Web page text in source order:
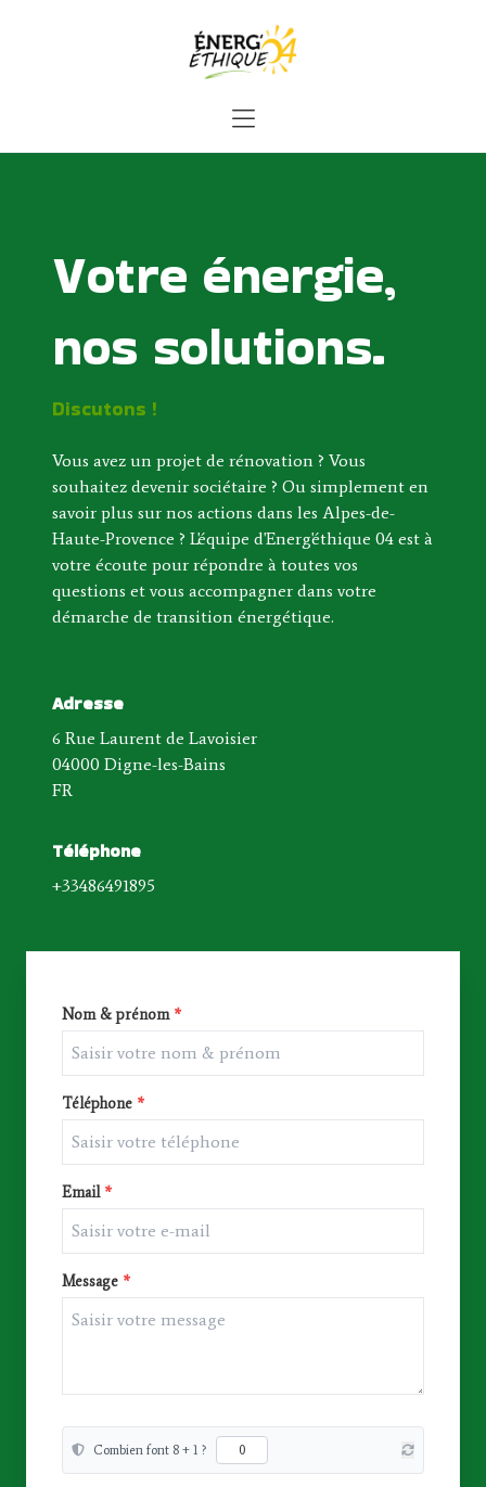
Votre énergie,
nos solutions.
Discutons !
Vous avez un projet de rénovation ? Vous
souhaitez devenir sociétaire ? Ou simplement en
savoir plus sur nos actions dans les Alpes-de-
Haute-Provence ? L'équipe d'Energ'éthique 04 est à
votre écoute pour répondre à toutes vos
questions et vous accompagner dans votre
démarche de transition énergétique.
Adresse
6 Rue Laurent de Lavoisier
04000 Digne-les-Bains
FR
Téléphone
+33486491895
Nom & prénom *
Téléphone *
Email *
Message *
Combien font 8 + 1 ?